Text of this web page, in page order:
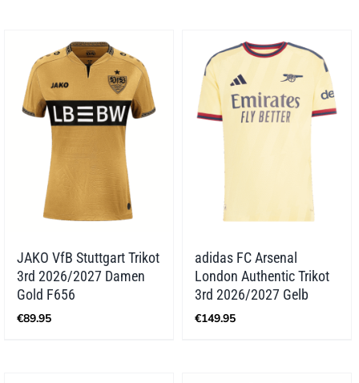
JAKO VfB Stuttgart Trikot
3rd 2026/2027 Damen
Gold F656
€89.95
adidas FC Arsenal
London Authentic Trikot
3rd 2026/2027 Gelb
€149.95